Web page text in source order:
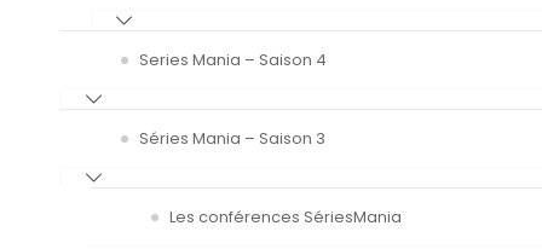
Series Mania – Saison 4
Séries Mania – Saison 3
Les conférences SériesMania